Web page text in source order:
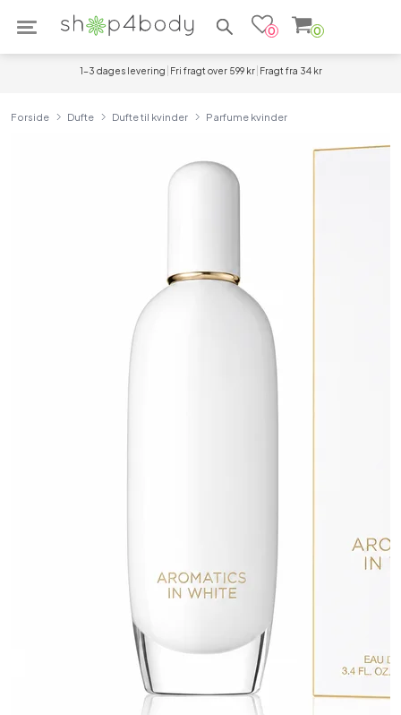
Søg efter produkter
0 0
1-3 dages levering Fri fragt over 599 kr Fragt fra 34 kr
Forside Dufte Dufte til kvinder Parfume kvinder